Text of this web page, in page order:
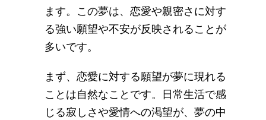
ます。この夢は、恋愛や親密さに対す
る強い願望や不安が反映されることが
多いです。
まず、恋愛に対する願望が夢に現れる
ことは自然なことです。日常生活で感
じる寂しさや愛情への渇望が、夢の中